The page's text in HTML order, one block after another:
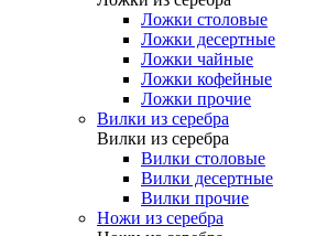
Ложки столовые
Ложки десертные
Ложки чайные
Ложки кофейные
Ложки прочие
Вилки из серебра
Вилки из серебра
Вилки столовые
Вилки десертные
Вилки прочие
Ножи из серебра